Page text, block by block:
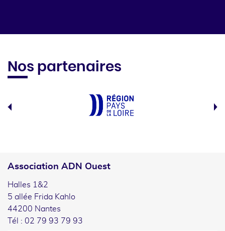
Nos partenaires
Association ADN Ouest
Halles 1&2
5 allée Frida Kahlo
44200 Nantes
Tél : 02 79 93 79 93